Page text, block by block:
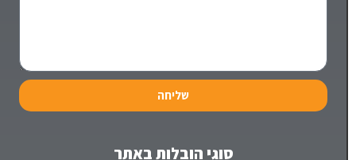
שליחה
סוגי הובלות באתר